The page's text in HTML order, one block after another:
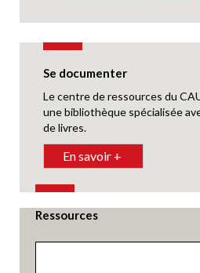
Se documenter
Le centre de ressources du
une bibliothèque spécialisée
de livres.
En savoir +
Ressources